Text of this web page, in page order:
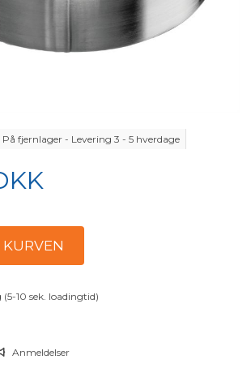
På fjernlager - Levering 3 - 5 hverdage
(5-10 sek. loadingtid)
Anmeldelser